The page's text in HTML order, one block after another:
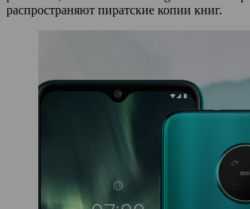
распространяют пиратские копии книг.